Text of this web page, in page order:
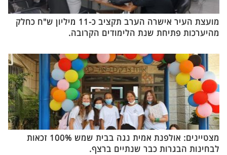
מועצת העיר אישרה הערב תקציב כ-11 מיליון ש"ח כחלק
מהיערכות פתיחת שנת הלימודים הקרובה.
מצטיינים: אולפנת אמית נגה בבית שמש 100% זכאות
לבחינות הבגרות כבר שנתיים ברצף.